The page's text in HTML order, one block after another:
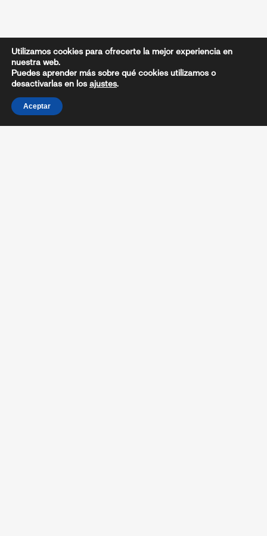
Utilizamos cookies para ofrecerte la mejor experiencia en
nuestra web.
Puedes aprender más sobre qué cookies utilizamos o
desactivarlas en losajustes.
Aceptar